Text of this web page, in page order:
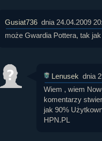
Gusiat736 dnia 24.04.2009
może Gwardia Pottera, tak jak
Lenusek dnia
Wiem , wiem
komentarzy
jak 90%
HPN.PL